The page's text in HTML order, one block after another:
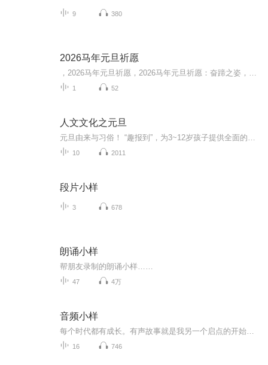
9 380
2026马年元旦祈愿
1 52
人文文化之元旦
10 2011
段片小样
3 678
朗诵小样
帮朋友录制的朗诵小样……
47 4万
音频小样
16 746